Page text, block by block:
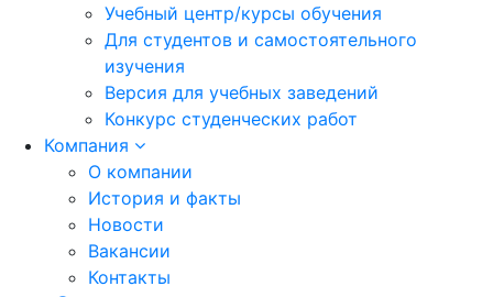
Учебный центр/курсы обучения
Для студентов и самостоятельного
изучения
Версия для учебных заведений
Конкурс студенческих работ
Компания
О компании
История и факты
Новости
Вакансии
Контакты